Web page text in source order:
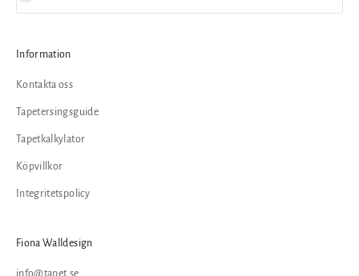
Information
Kontakta oss
Tapetersingsguide
Tapetkalkylator
Köpvillkor
Integritetspolicy
Fiona Walldesign